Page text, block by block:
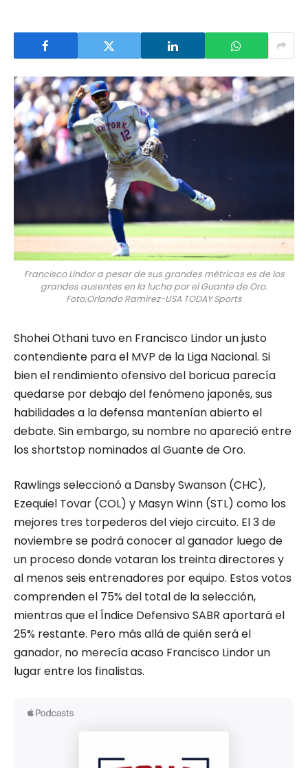
Francisco Lindor a pesar de sus grandes métricas es de los
grandes ausentes en la lucha por el Guante de Oro.
Foto:Orlando Ramirez-USA TODAY Sports
Shohei Othani tuvo en Francisco Lindor un justo
contendiente para el MVP de la Liga Nacional. Si
bien el rendimiento ofensivo del boricua parecía
quedarse por debajo del fenómeno japonés, sus
habilidades a la defensa mantenían abierto el
debate. Sin embargo, su nombre no apareció entre
los shortstop nominados al Guante de Oro.
Rawlings seleccionó a Dansby Swanson (CHC),
Ezequiel Tovar (COL) y Masyn Winn (STL) como los
mejores tres torpederos del viejo circuito. El 3 de
noviembre se podrá conocer al ganador luego de
un proceso donde votaran los treinta directores y
al menos seis entrenadores por equipo. Estos votos
comprenden el 75% del total de la selección,
mientras que el Índice Defensivo SABR aportará el
25% restante. Pero más allá de quién será el
ganador, no merecía acaso Francisco Lindor un
lugar entre los finalistas.